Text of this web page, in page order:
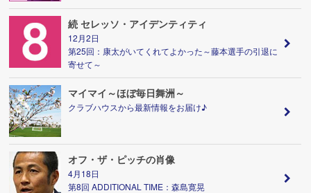
続 セレッソ・アイデンティティ
12月2日
第25回：康太がいてくれてよかった～藤本選手の引退に
寄せて～
マイマイ～ほぼ毎日舞洲～
クラブハウスから最新情報をお届け♪
オフ・ザ・ピッチの肖像
4月18日
第8回 ADDITIONAL TIME：森島寛晃